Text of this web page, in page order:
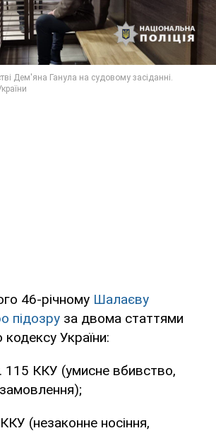
46-річному Шалаєву
підозру за двома статтями
кодексу України:
115 ККУ (умисне вбивство,
(незаконне носіння,